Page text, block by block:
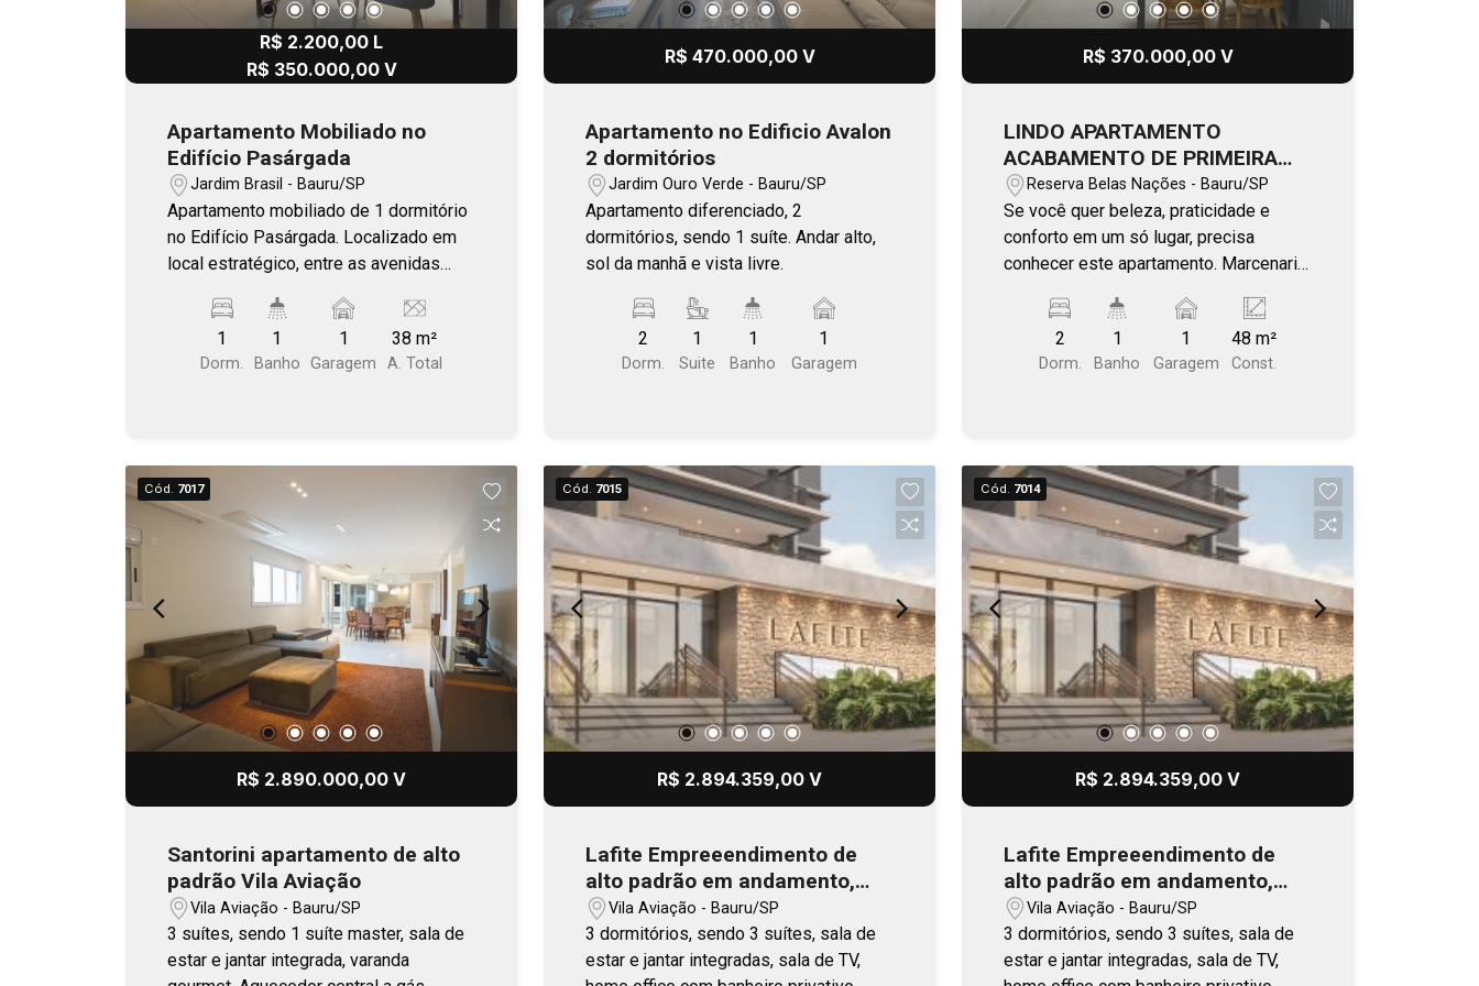
R$ 2.200,00 L
R$ 350.000,00 V
Apartamento Mobiliado no
Edifício Pasárgada
Jardim Brasil - Bauru/SP
Apartamento mobiliado de 1 dormitório
no Edifício Pasárgada. Localizado em
local estratégico, entre as avenidas
além de acesso fácil a Rondon. Área de
lazer conta com piscina e salão de
festas. 170m Nações Unidas 400m
1
Dorm.
1
Banho
1
Garagem
38 m²
A. Total
R$ 470.000,00 V
Apartamento no Edificio Avalon
2 dormitórios
Jardim Ouro Verde - Bauru/SP
Apartamento diferenciado, 2
dormitórios, sendo 1 suíte. Andar alto,
sol da manhã e vista livre.
2
Dorm.
1
Suite
1
Banho
1
Garagem
R$ 370.000,00 V
LINDO APARTAMENTO
ACABAMENTO DE PRIMEIRA
QUALIDADE À VENDA NO
RESERVA NAÇÕES
Reserva Belas Nações - Bauru/SP
Se você quer beleza, praticidade e
conforto em um só lugar, precisa
conhecer este apartamento. Marcenaria
todos os ambientes. Próximo à Unesp,
Avs. Nações Unidas e Jorge Zaiden
(foodtrucks e caminhadas), Bauru
como piscinas, churrasqueiras,
academia, brinquedoteca, sauna, oficina,
car wash, coworking, salão de fests,
pub torcedor, mini mercado, pet care e
pet place, além de wi-fi nas áreas
comuns e portaria 24 horas. Agende a
2
Dorm.
1
Banho
1
Garagem
48 m²
Const.
Cód. 7017
R$ 2.890.000,00 V
Santorini apartamento de alto
padrão Vila Aviação
Vila Aviação - Bauru/SP
3 suítes, sendo 1 suíte master, sala de
estar e jantar integrada, varanda
Cód. 7015
R$ 2.894.359,00 V
Lafite Empreeendimento de
alto padrão em andamento,
com previsão de entrega no
final 2026
Vila Aviação - Bauru/SP
3 dormitórios, sendo 3 suítes, sala de
estar e jantar integradas, sala de TV,
Cód. 7014
R$ 2.894.359,00 V
Lafite Empreeendimento de
alto padrão em andamento,
com previsão de entrega no
final 2026
Vila Aviação - Bauru/SP
3 dormitórios, sendo 3 suítes, sala de
estar e jantar integradas, sala de TV,